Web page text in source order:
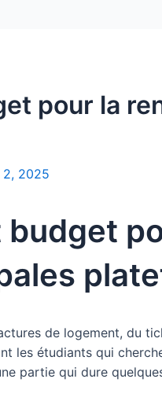
pour la
2, 2025
de logement, du
les étudiants qui
partie qui dure